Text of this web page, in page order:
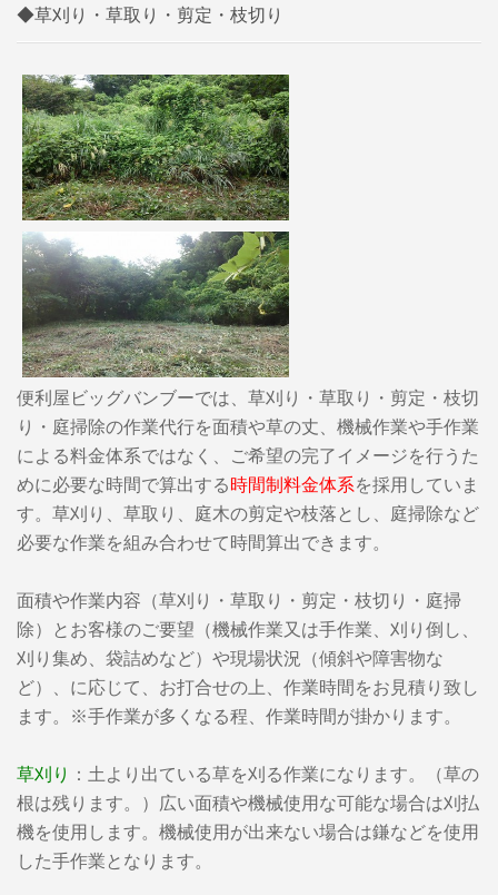
◆草刈り・草取り・剪定・枝切り
便利屋ビッグバンブーでは、草刈り・草取り・剪定・枝切
り・庭掃除の作業代行を面積や草の丈、機械作業や手作業
による料金体系ではなく、ご希望の完了イメージを行うた
めに必要な時間で算出する時間制料金体系を採用していま
す。草刈り、草取り、庭木の剪定や枝落とし、庭掃除など
必要な作業を組み合わせて時間算出できます。
面積や作業内容（草刈り・草取り・剪定・枝切り・庭掃
除）とお客様のご要望（機械作業又は手作業、刈り倒し、
刈り集め、袋詰めなど）や現場状況（傾斜や障害物な
ど）、に応じて、お打合せの上、作業時間をお見積り致し
ます。※手作業が多くなる程、作業時間が掛かります。
草刈り ：土より出ている草を刈る作業になります。（草の
根は残ります。）広い面積や機械使用な可能な場合は刈払
機を使用します。機械使用が出来ない場合は鎌などを使用
した手作業となります。